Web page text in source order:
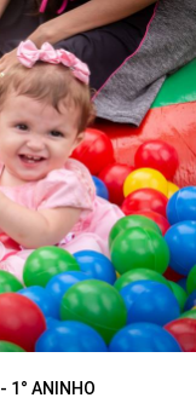
1° ANINHO